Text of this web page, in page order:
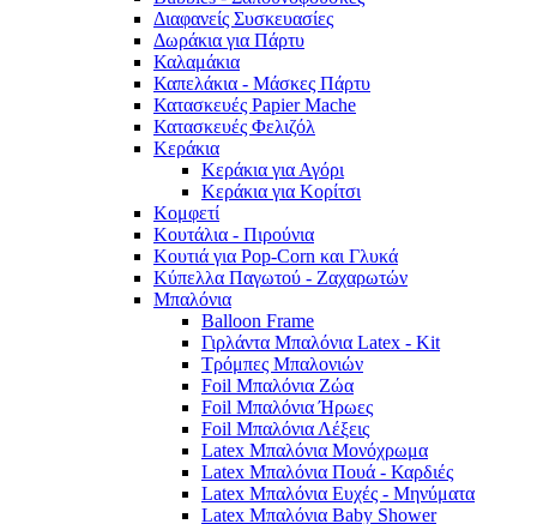
Διαφανείς Συσκευασίες
Δωράκια για Πάρτυ
Καλαμάκια
Καπελάκια - Μάσκες Πάρτυ
Κατασκευές Papier Mache
Κατασκευές Φελιζόλ
Κεράκια
Κεράκια για Αγόρι
Κεράκια για Κορίτσι
Κομφετί
Κουτάλια - Πιρούνια
Κουτιά για Pop-Corn και Γλυκά
Κύπελλα Παγωτού - Ζαχαρωτών
Μπαλόνια
Balloon Frame
Γιρλάντα Μπαλόνια Latex - Kit
Τρόμπες Μπαλονιών
Foil Μπαλόνια Ζώα
Foil Μπαλόνια Ήρωες
Foil Μπαλόνια Λέξεις
Latex Μπαλόνια Μονόχρωμα
Latex Μπαλόνια Πουά - Καρδιές
Latex Μπαλόνια Ευχές - Μηνύματα
Latex Μπαλόνια Baby Shower